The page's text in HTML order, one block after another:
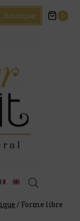
Boutique 0
/ Forme libre